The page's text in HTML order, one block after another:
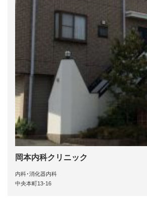
岡本内科クリニック
内科･消化器内科
中央本町13-16